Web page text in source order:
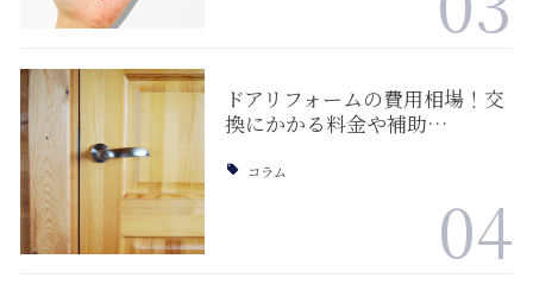
ドアリフォームの費用相場！交
換にかかる料金や補助…
コラム
04